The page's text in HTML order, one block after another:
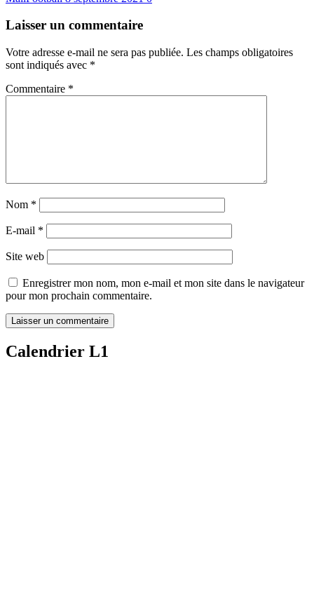
Laisser un commentaire
Votre adresse e-mail ne sera pas publiée. Les champs obligatoires
sont indiqués avec *
Commentaire *
Nom *
E-mail *
Site web
Enregistrer mon nom, mon e-mail et mon site dans le navigateur
pour mon prochain commentaire.
Calendrier L1